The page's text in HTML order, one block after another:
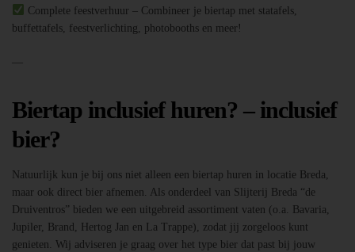
Complete feestverhuur – Combineer je biertap met statafels,
buffettafels, feestverlichting, photobooths en meer!
—
Biertap inclusief huren? – inclusief
bier?
Natuurlijk kun je bij ons niet alleen een biertap huren in locatie Breda,
maar ook direct bier afnemen. Als onderdeel van Slijterij Breda “de
Druiventros” bieden we een uitgebreid assortiment vaten (o.a. Bavaria,
Jupiler, Brand, Hertog Jan en La Trappe), zodat jij zorgeloos kunt
genieten. Wij adviseren je graag over het type bier dat past bij jouw